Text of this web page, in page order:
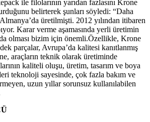
ile filolarının yarıdan fazlasını Krone
belirterek şunları söyledi: “Daha
Almanya’da üretilmişti. 2012 yılından itibaren
Karar verme aşamasında yerli üretimin
olması bizim için önemli.Özellikle, Krone
parçalar, Avrupa’da kalitesi kanıtlanmış
araçların teknik olarak üretiminde
kaliteli oluşu, üretim, tasarım ve boya
teknoloji sayesinde, çok fazla bakım ve
uzun yıllar sorunsuz kullanılabilen